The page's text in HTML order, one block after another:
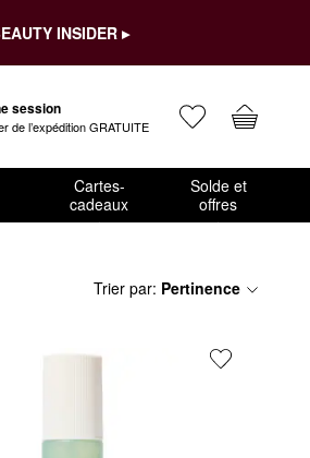
INSIDER ▸
session
de l’expédition GRATUITE
Cartes-
cadeaux
Solde et
offres
Trier par: Pertinence